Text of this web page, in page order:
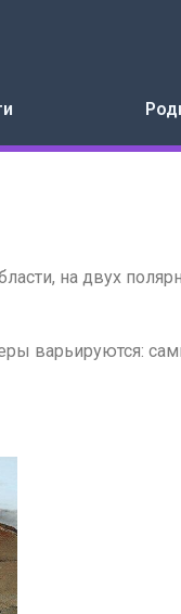
на двух
варьируются: